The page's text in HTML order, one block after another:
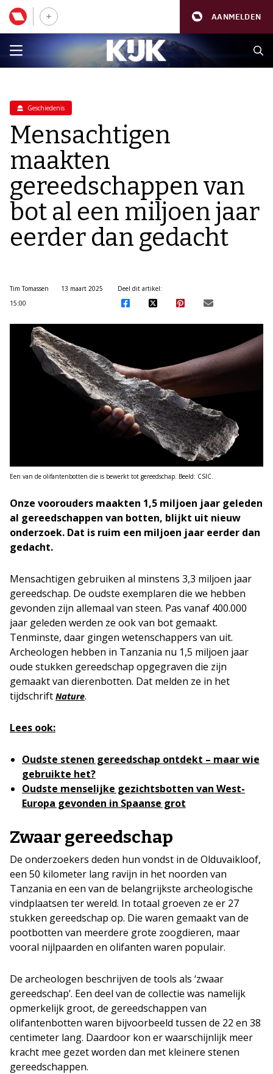
AANMELDEN
Geschiedenis
Mensachtigen
maakten
gereedschappen van
bot al een miljoen jaar
eerder dan gedacht
Tim Tomassen
13 maart 2025
15:00
Deel dit artikel:
Een van de olifantenbotten die is bewerkt tot gereedschap. Beeld: CSIC.
Onze voorouders maakten 1,5 miljoen jaar geleden
al gereedschappen van botten, blijkt uit nieuw
onderzoek. Dat is ruim een miljoen jaar eerder dan
gedacht.
Mensachtigen gebruiken al minstens 3,3 miljoen jaar
gereedschap. De oudste exemplaren die we hebben
gevonden zijn allemaal van steen. Pas vanaf 400.000
jaar geleden werden ze ook van bot gemaakt.
Tenminste, daar gingen wetenschappers van uit.
Archeologen hebben in Tanzania nu 1,5 miljoen jaar
oude stukken gereedschap opgegraven die zijn
gemaakt van dierenbotten. Dat melden ze in het
tijdschrift Nature.
Lees ook:
Oudste stenen gereedschap ontdekt – maar wie
gebruikte het?
Oudste menselijke gezichtsbotten van West-
Europa gevonden in Spaanse grot
Zwaar gereedschap
De onderzoekers deden hun vondst in de Olduvaikloof,
een 50 kilometer lang ravijn in het noorden van
Tanzania en een van de belangrijkste archeologische
vindplaatsen ter wereld. In totaal groeven ze er 27
stukken gereedschap op. Die waren gemaakt van de
pootbotten van meerdere grote zoogdieren, maar
vooral nijlpaarden en olifanten waren populair.
De archeologen beschrijven de tools als ‘zwaar
gereedschap’. Een deel van de collectie was namelijk
opmerkelijk groot, de gereedschappen van
olifantenbotten waren bijvoorbeeld tussen de 22 en 38
centimeter lang. Daardoor kon er waarschijnlijk meer
kracht mee gezet worden dan met kleinere stenen
gereedschappen.